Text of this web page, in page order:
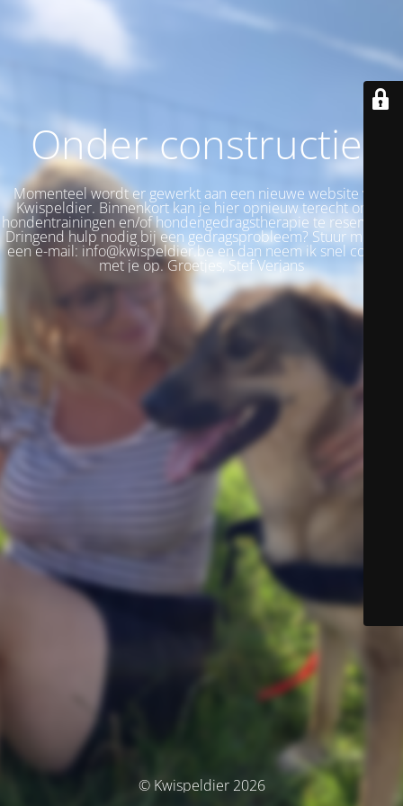
Onder constructie!
Momenteel wordt er gewerkt aan een nieuwe website voor
Kwispeldier. Binnenkort kan je hier opnieuw terecht om je
hondentrainingen en/of hondengedragstherapie te reserveren.
Dringend hulp nodig bij een gedragsprobleem? Stuur me dan
een e-mail: info@kwispeldier.be en dan neem ik snel contact
met je op. Groetjes, Stef Verjans
© Kwispeldier 2026